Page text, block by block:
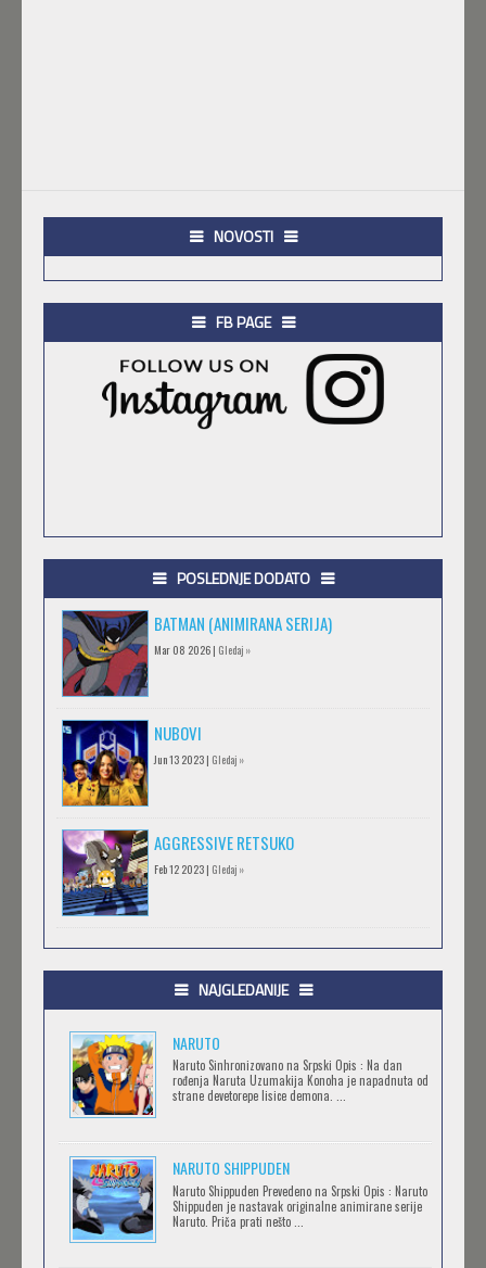
NOVOSTI
FB PAGE
POSLEDNJE DODATO
BATMAN (ANIMIRANA SERIJA)
Mar 08 2026 | Gledaj »
NUBOVI
Jun 13 2023 | Gledaj »
AGGRESSIVE RETSUKO
Feb 12 2023 | Gledaj »
.HACK//GIFT
.HACK//LIMINALITY
Feb 12 2023 |Gledaj »
SOVA I EKIPA
Feb 12 2023 |Gledaj »
NAJGLEDANIJE
NARUTO
Naruto Sinhronizovano na Srpski Opis : Na dan
rođenja Naruta Uzumakija Konoha je napadnuta od
strane devetorepe lisice demona. ...
NARUTO SHIPPUDEN
Naruto Shippuden Prevedeno na Srpski Opis : Naruto
Shippuden je nastavak originalne animirane serije
Naruto. Priča prati nešto ...